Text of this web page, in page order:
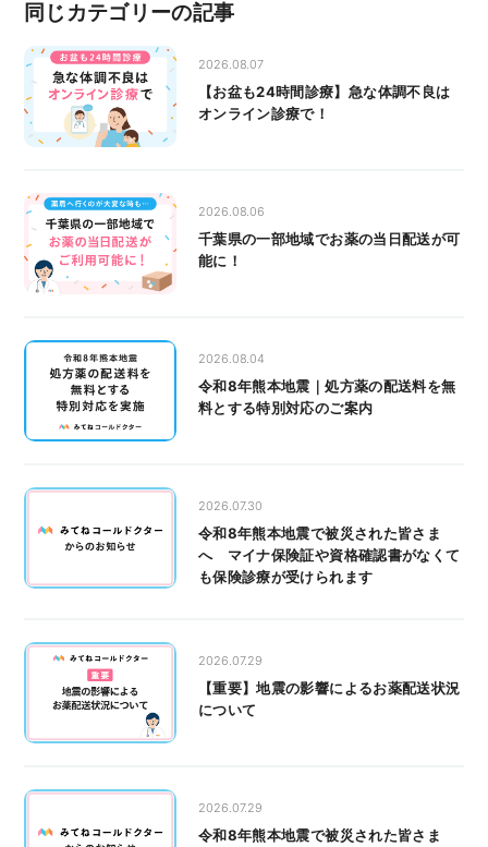
同じカテゴリーの記事
2026.08.07
【お盆も24時間診療】急な体調不良は
オンライン診療で！
2026.08.06
千葉県の一部地域でお薬の当日配送が可
能に！
2026.08.04
令和8年熊本地震｜処方薬の配送料を無
料とする特別対応のご案内
2026.07.30
令和8年熊本地震で被災された皆さま
へ マイナ保険証や資格確認書がなくて
も保険診療が受けられます
2026.07.29
【重要】地震の影響によるお薬配送状況
について
2026.07.29
令和8年熊本地震で被災された皆さま